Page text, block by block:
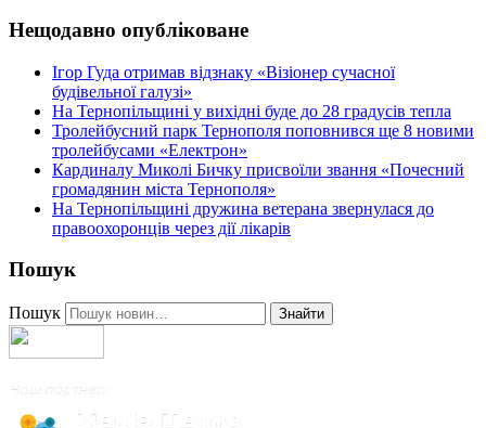
Нещодавно опубліковане
Ігор Гуда отримав відзнаку «Візіонер сучасної
будівельної галузі»
На Тернопільщині у вихідні буде до 28 градусів тепла
Тролейбусний парк Тернополя поповнився ще 8 новими
тролейбусами «Електрон»
Кардиналу Миколі Бичку присвоїли звання «Почесний
громадянин міста Тернополя»
На Тернопільщині дружина ветерана звернулася до
правоохоронців через дії лікарів
Пошук
Пошук Знайти